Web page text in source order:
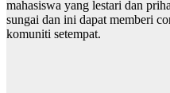
mahasiswa yang lestari dan
sungai dan ini dapat memberi
komuniti setempat.